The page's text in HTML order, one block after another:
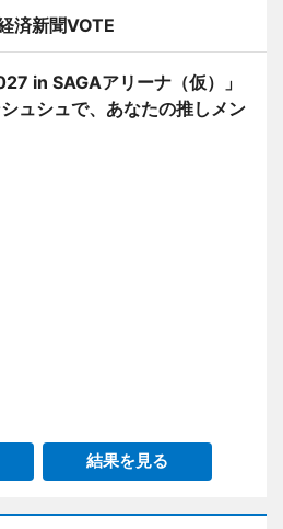
済新聞VOTE
in SAGAアリーナ（仮）」
ュシュで、あなたの推しメン
結果を見る